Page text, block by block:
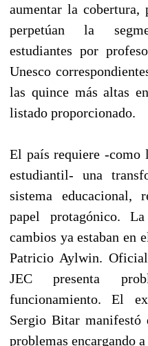
aumentar la cobertura,
perpetúan la
estudiantes por
Unesco
las quince más altas
listado proporcionado.
El país requiere -como
estudiantil- una
sistema educacional,
papel protagónico.
cambios ya estaban en
Patricio Aylwin.
JEC presenta
funcionamiento. El
Sergio Bitar manifestó
problemas encargando